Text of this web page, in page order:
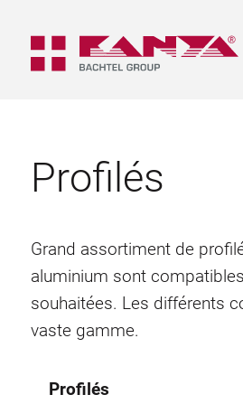
Profilés
Grand assortiment de
aluminium sont
souhaitées. Les différents
vaste gamme.
Profilés